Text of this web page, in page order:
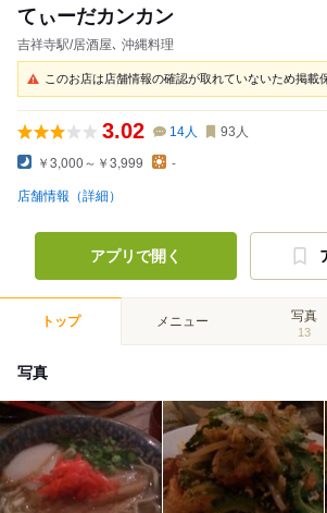
てぃーだカンカン
吉祥寺駅/居酒屋､ 沖縄料理
このお店は店舗情報の確認が取れていないため掲載
3.02 14人 93 人
￥3,000～￥3,999 -
店舗情報（詳細）
アプリで開く
トップ メニュー 写真
13
写真